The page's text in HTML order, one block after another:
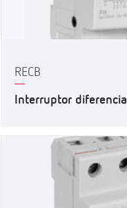
RECB
Interruptor